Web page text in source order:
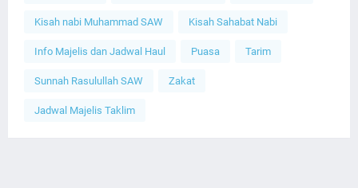
Kisah nabi Muhammad SAW Kisah Sahabat Nabi
Info Majelis dan Jadwal Haul Puasa Tarim
Sunnah Rasulullah SAW Zakat
Jadwal Majelis Taklim